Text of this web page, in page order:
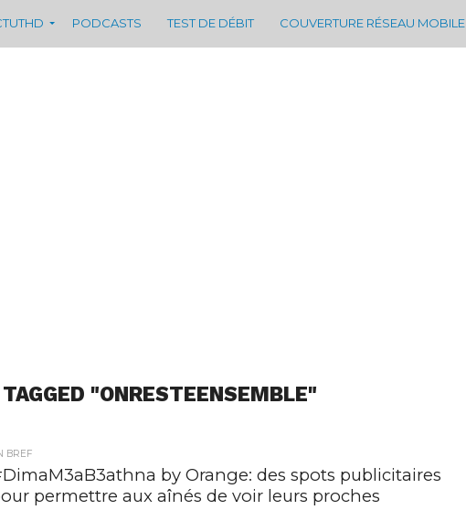
PODCASTS TEST DE DÉBIT COUVERTURE RÉSEAU MOBILE
"ONRESTEENSEMBLE"
BREF
by Orange: des spots publicitaires
permettre aux aînés de voir leurs proches